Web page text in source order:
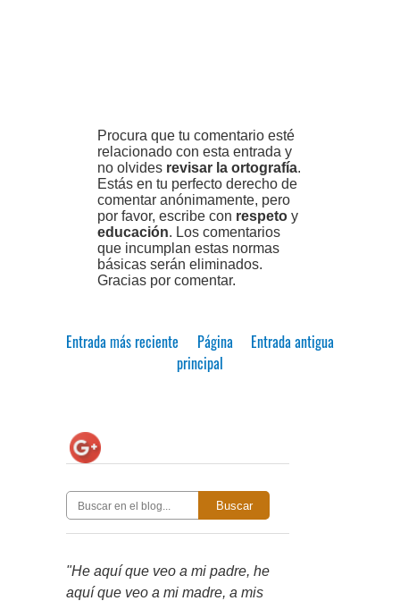
Procura que tu comentario esté
relacionado con esta entrada y
no olvides revisar la ortografía.
Estás en tu perfecto derecho de
comentar anónimamente, pero
por favor, escribe con respeto y
educación. Los comentarios
que incumplan estas normas
básicas serán eliminados.
Gracias por comentar.
Entrada más reciente Entrada antigua
Página
principal
Buscar
"He aquí que veo a mi padre, he
aquí que veo a mi madre, a mis